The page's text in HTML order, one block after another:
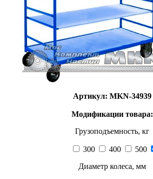
Артикул: MKN-34939
Модификации товара:
Грузоподъемность, кг
300 400 500
Диаметр колеса, мм